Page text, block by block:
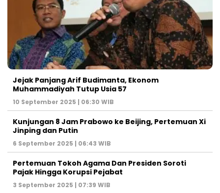
Jejak Panjang Arif Budimanta, Ekonom
Muhammadiyah Tutup Usia 57
10 September 2025 | 06:30 WIB
Kunjungan 8 Jam Prabowo ke Beijing, Pertemuan Xi
Jinping dan Putin
6 September 2025 | 06:43 WIB
Pertemuan Tokoh Agama Dan Presiden Soroti
Pajak Hingga Korupsi Pejabat
3 September 2025 | 07:39 WIB